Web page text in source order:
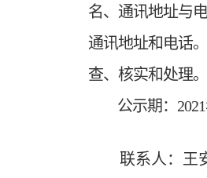
名、通讯地址与
通讯地址和电话。
查、核实和处理。
公示期：
联系人：王